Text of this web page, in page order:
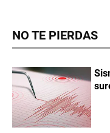
NO TE PIERDAS